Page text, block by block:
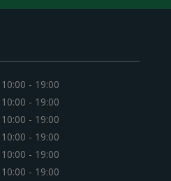
10:00 - 19:00
10:00 - 19:00
10:00 - 19:00
10:00 - 19:00
10:00 - 19:00
10:00 - 19:00